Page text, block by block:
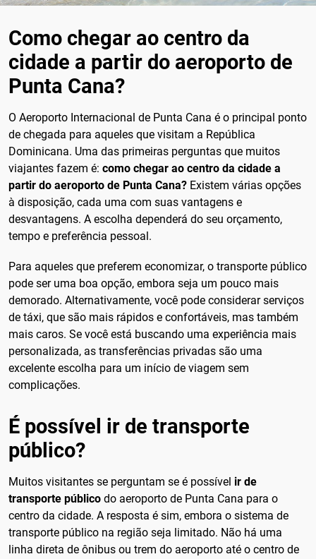
Como chegar ao centro da
cidade a partir do aeroporto de
Punta Cana?
O Aeroporto Internacional de Punta Cana é o principal ponto
de chegada para aqueles que visitam a República
Dominicana. Uma das primeiras perguntas que muitos
viajantes fazem é: como chegar ao centro da cidade a
partir do aeroporto de Punta Cana? Existem várias opções
à disposição, cada uma com suas vantagens e
desvantagens. A escolha dependerá do seu orçamento,
tempo e preferência pessoal.
Para aqueles que preferem economizar, o transporte público
pode ser uma boa opção, embora seja um pouco mais
demorado. Alternativamente, você pode considerar serviços
de táxi, que são mais rápidos e confortáveis, mas também
mais caros. Se você está buscando uma experiência mais
personalizada, as transferências privadas são uma
excelente escolha para um início de viagem sem
complicações.
É possível ir de transporte
público?
Muitos visitantes se perguntam se é possível ir de
transporte público do aeroporto de Punta Cana para o
centro da cidade. A resposta é sim, embora o sistema de
transporte público na região seja limitado. Não há uma
linha direta de ônibus ou trem do aeroporto até o centro de